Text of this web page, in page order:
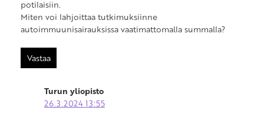
potilaisiin.
Miten voi lahjoittaa tutkimuksiinne
autoimmuunisairauksissa vaatimattomalla summalla?
Vastaa
Turun yliopisto
26.3.2024 13:55